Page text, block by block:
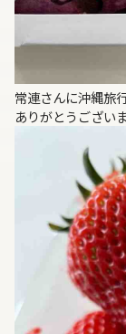
常連さんに沖縄旅
ありがとうござい